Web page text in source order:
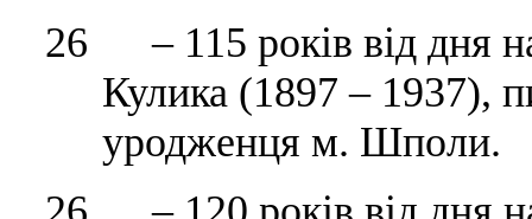
26 – 115 років від дня
Кулика (1897 – 1937),
уродженця м. Шполи.